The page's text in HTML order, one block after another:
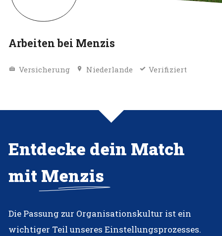
Arbeiten bei Menzis
Versicherung Niederlande Verifiziert
Entdecke dein Match
mit Menzis
Die Passung zur Organisationskultur ist ein
wichtiger Teil unseres Einstellungsprozesses.